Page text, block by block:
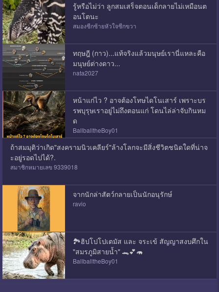
รู้หรือไม่ว่า ลูกสมเสร็จ​ตอนเด็กลายไม่เหมือนต
อนโตนะ
สมองซีกซ้ายหัวใจซีกขวา
ทฤษฎี (กาว)...แท้จริงแล้วมนุษย์เรานี่แหละคือ
มนุษย์ต่างดาว...
nata2027
หน้าแก่ไว ? อาจต้องโทษไดโนเสาร์ เพราะบร
รพบุรุษเราอยู่ไม่ถึงตอนแก่ โดนไล่ล่าจับกินหม
ด
BallballtheBoy01
ถ้าสมมุติว่าเกิด"สงครามนิวเคลียร์"ล้างโลกจะมีสิ่งชีวิตชนิดใดที่น่าจ
ะอยู่รอดไปได้?.
สมาชิกหมายเลข 9339018
จากนักล่าสัตว์กลายเป็นนักอนุรักษ์
ravio
🏞ฮิปโปโปเตมัส และ จระเข้ สัญญาสงบศึกใน
"สมรภูมิสายน้ำ" 🐊💕🦛
BallballtheBoy01